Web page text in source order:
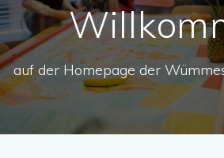
auf der Homepage der